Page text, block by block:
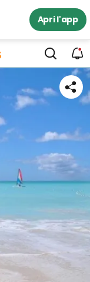
Apri l'app